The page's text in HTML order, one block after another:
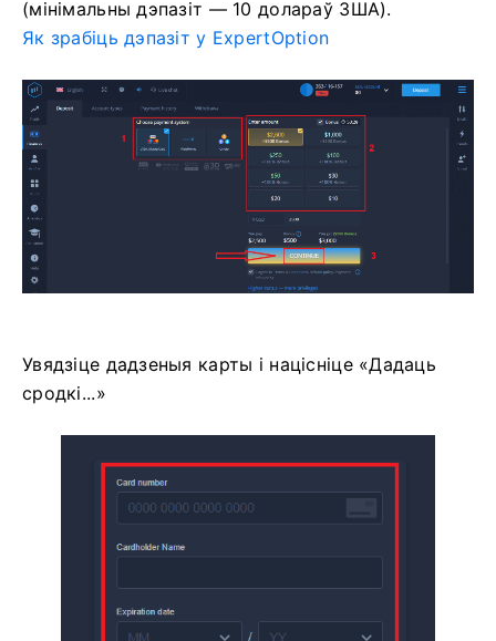
(мінімальны дэпазіт — 10 долараў ЗША).
Як зрабіць дэпазіт у ExpertOption
Увядзіце дадзеныя карты і націсніце «Дадаць
сродкі...»